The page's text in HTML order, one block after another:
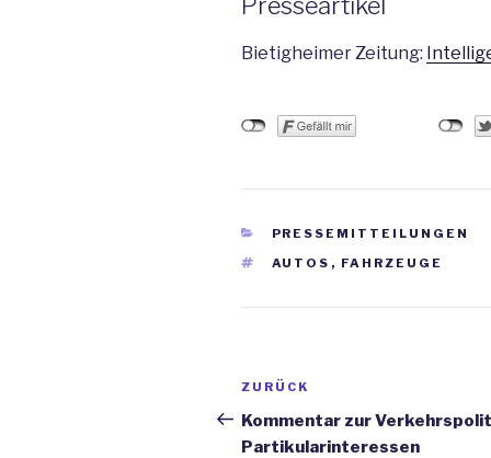
Presseartikel
Bietigheimer Zeitung:
KATEGORIEN
PRESSEMITTEILUNGEN
SCHLAGWÖRTER
AUTOS , FAHRZEUGE
Beitrags-
Navigation
Vorheriger
Beitrag
ZURÜCK
Kommentar zur
Partikularinteressen